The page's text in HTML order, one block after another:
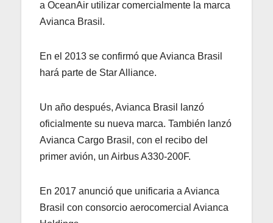
a OceanAir utilizar comercialmente la marca
Avianca Brasil.
En el 2013 se confirmó que Avianca Brasil
hará parte de Star Alliance.
Un año después, Avianca Brasil lanzó
oficialmente su nueva marca. También lanzó
Avianca Cargo Brasil, con el recibo del
primer avión, un Airbus A330-200F.
En 2017 anunció que unificaria a Avianca
Brasil con consorcio aerocomercial Avianca